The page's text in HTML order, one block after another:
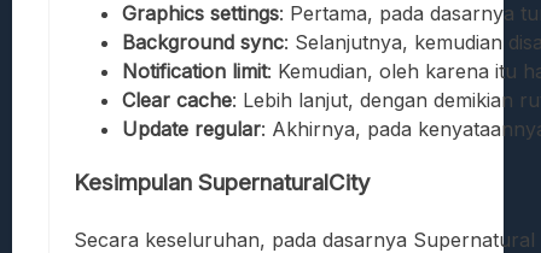
Graphics settings: Pertama, pada dasarnya
Background sync: Selanjutnya, kemudian
Notification limit: Kemudian, oleh karena itu
Clear cache: Lebih lanjut, dengan demikian
Update regular: Akhirnya, pada
Kesimpulan SupernaturalCity
Secara keseluruhan, pada dasarnya